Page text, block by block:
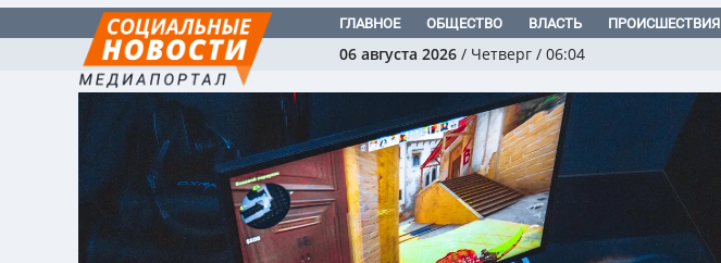
ГЛАВНОЕ ОБЩЕСТВО ВЛАСТЬ ПРОИСШЕСТВИЯ
06 августа 2026 / Четверг / 06:04